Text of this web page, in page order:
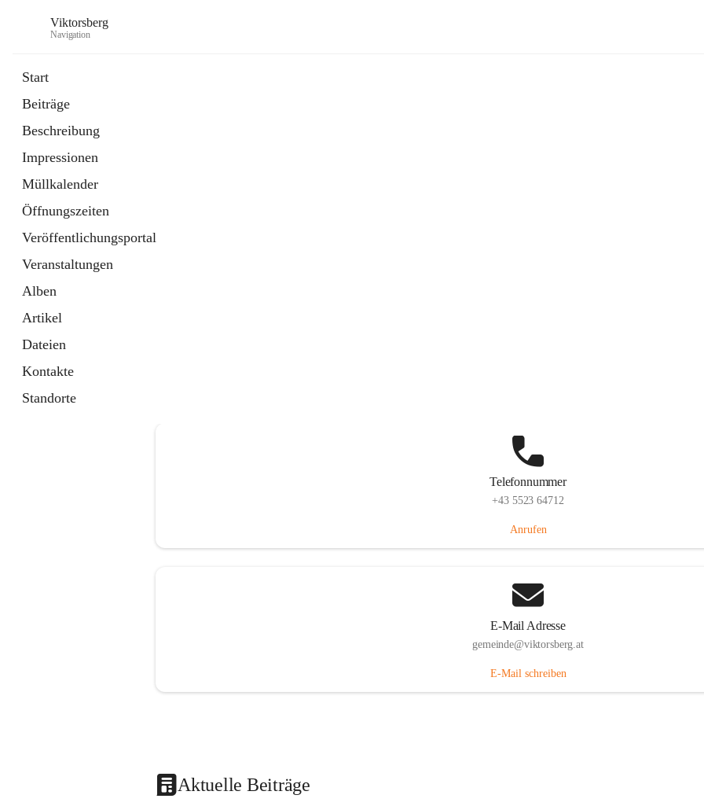
Viktorsberg
Navigation
Start
Beiträge
Beschreibung
Impressionen
Müllkalender
Öffnungszeiten
Veröffentlichungsportal
Veranstaltungen
Alben
Artikel
Dateien
Kontakte
Standorte
Telefonnummer
+43 5523 64712
Anrufen
E-Mail Adresse
gemeinde@viktorsberg.at
E-Mail schreiben
Aktuelle Beiträge